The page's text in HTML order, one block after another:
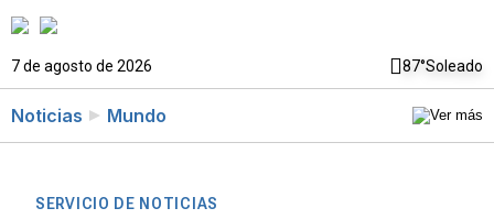
7 de agosto de 2026 87°Soleado
Noticias Mundo
SERVICIO DE NOTICIAS